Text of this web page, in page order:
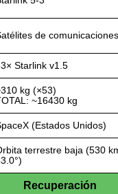
de comunicaciones
Starlink v1.5
kg (×53)
~16430 kg
(Estados Unidos)
terrestre baja (530
Recuperación